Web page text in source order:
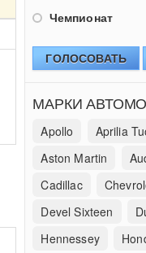
Чемпионат
ГОЛОСОВАТЬ
МАРКИ
Apollo Aprilia
Aston Martin
Cadillac
Devel Sixteen
Hennessey